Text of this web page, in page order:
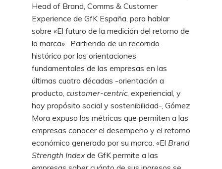
Head of Brand, Comms & Customer
Experience de GfK España, para hablar
sobre «El futuro de la medición del retorno de
la marca». Partiendo de un recorrido
histórico por las orientaciones
fundamentales de las empresas en las
últimas cuatro décadas -orientación a
producto, customer-centric, experiencial, y
hoy propósito social y sostenibilidad-, Gómez
Mora expuso las métricas que permiten a las
empresas conocer el desempeño y el retorno
económico generado por su marca. «El Brand
Strength Index de GfK permite a las